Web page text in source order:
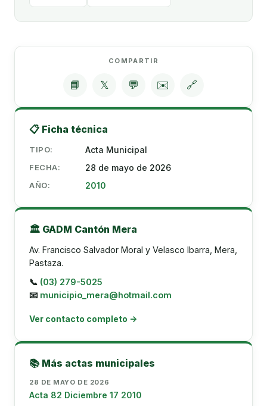
COMPARTIR
📘 𝕏 💬 ✉️ 🔗
📋 Ficha técnica
TIPO: Acta Municipal
FECHA: 28 de mayo de 2026
AÑO: 2010
🏛️ GADM Cantón Mera
Av. Francisco Salvador Moral y Velasco Ibarra, Mera,
Pastaza.
📞 (03) 279-5025
📧 municipio_mera@hotmail.com
Ver contacto completo →
📚 Más actas municipales
28 DE MAYO DE 2026
Acta 82 Diciembre 17 2010